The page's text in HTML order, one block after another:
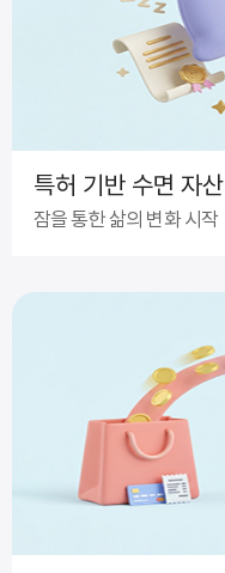
특허 기반 수면 자산
잠을 통한 삶의 변화 시작